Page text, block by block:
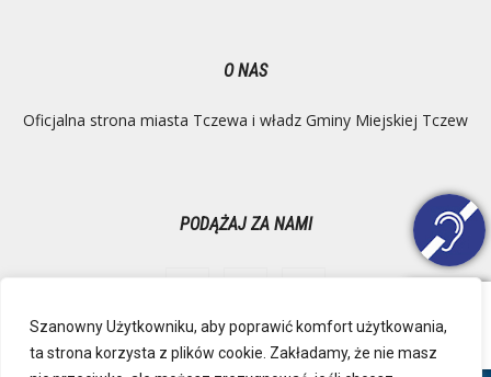
Szanowny Użytkowniku, aby poprawić komfort użytkowania,
ta strona korzysta z plików cookie. Zakładamy, że nie masz
O NAS
Oficjalna strona miasta Tczewa i władz Gminy Miejskiej Tczew
PODĄŻAJ ZA NAMI
Ochrona danych osobowych Inspektor Danych Osobowych